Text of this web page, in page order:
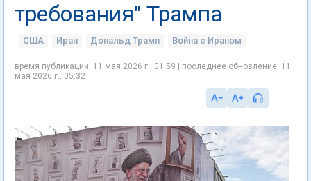
требования" Трампа
США Иран Дональд Трамп Война с Ираном
время публикации: 11 мая 2026 г., 01:59 | последнее обновление: 11
мая 2026 г., 05:32